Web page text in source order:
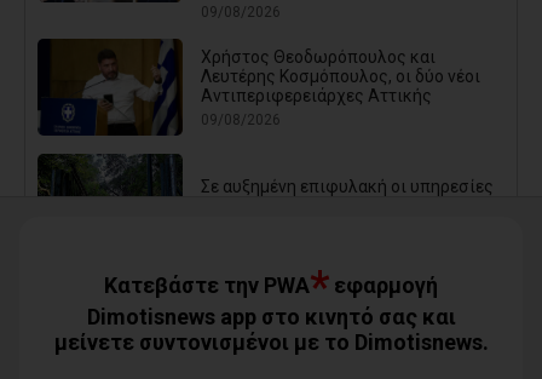
09/08/2026
Χρήστος Θεοδωρόπουλος και
Λευτέρης Κοσμόπουλος, οι δύο νέοι
Αντιπεριφερειάρχες Αττικής
09/08/2026
Σε αυξημένη επιφυλακή οι υπηρεσίες
Δωρεάν θαλάσσια μπάνια για όλα τα
Κατεβάστε την PWA* εφαρμογή
Dimotisnews app στο κινητό σας και
μείνετε συντονισμένοι με το Dimotisnews.